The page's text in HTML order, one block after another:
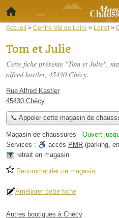
Accueil > Centre-Val de Loire > Loiret >
Tom et Julie
Cette fiche présente "Tom et Julie",
alfred kastler, 45430 Chécy.
Rue Alfred Kastler
45430 Chécy
📞 Appeler cette magasin de
Magasin de chaussures - Ouvert
Services :
accès PMR (parking,
retrait en magasin
Recommander ce magasin
Améliorer cette fiche
Autres boutiques à Chécy